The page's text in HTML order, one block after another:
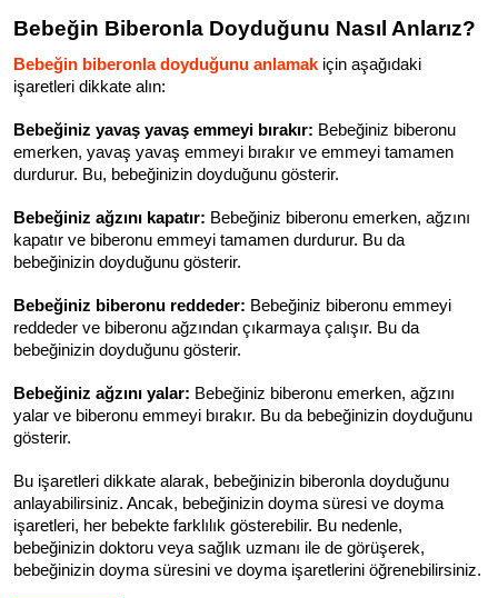
Bebeğin Biberonla Doyduğunu Nasıl Anlarız?
Bebeğin biberonla doyduğunu anlamak için aşağıdaki
işaretleri dikkate alın:
Bebeğiniz yavaş yavaş emmeyi bırakır: Bebeğiniz biberonu
emerken, yavaş yavaş emmeyi bırakır ve emmeyi tamamen
durdurur. Bu, bebeğinizin doyduğunu gösterir.
Bebeğiniz ağzını kapatır: Bebeğiniz biberonu emerken, ağzını
kapatır ve biberonu emmeyi tamamen durdurur. Bu da
bebeğinizin doyduğunu gösterir.
Bebeğiniz biberonu reddeder: Bebeğiniz biberonu emmeyi
reddeder ve biberonu ağzından çıkarmaya çalışır. Bu da
bebeğinizin doyduğunu gösterir.
Bebeğiniz ağzını yalar: Bebeğiniz biberonu emerken, ağzını
yalar ve biberonu emmeyi bırakır. Bu da bebeğinizin doyduğunu
gösterir.
Bu işaretleri dikkate alarak, bebeğinizin biberonla doyduğunu
anlayabilirsiniz. Ancak, bebeğinizin doyma süresi ve doyma
işaretleri, her bebekte farklılık gösterebilir. Bu nedenle,
bebeğinizin doktoru veya sağlık uzmanı ile de görüşerek,
bebeğinizin doyma süresini ve doyma işaretlerini öğrenebilirsiniz.